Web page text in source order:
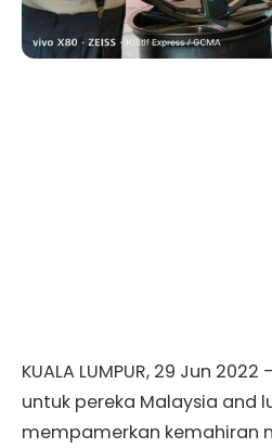
KUALA LUMPUR, 29 Jun
untuk pereka Malaysia and
mempamerkan kemahiran